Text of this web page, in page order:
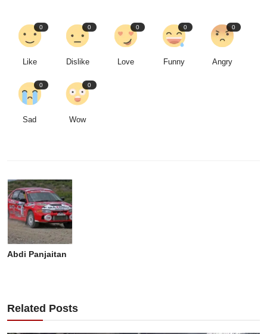
0
Like
0
Dislike
0
Love
0
Funny
0
Angry
0
Sad
0
Wow
Abdi Panjaitan
Related Posts